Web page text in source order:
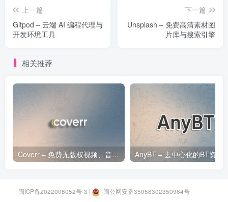
上一篇
Gitpod – 云端 AI 编程代理与
开发环境工具
下一篇
Unsplash – 免费高清素材图
片库与搜索引擎
相关推荐
Coverr – 免费无版权视频、音乐、图片下载网站
闽ICP备2022008052号-3 | 闽公网安备35058302350964号